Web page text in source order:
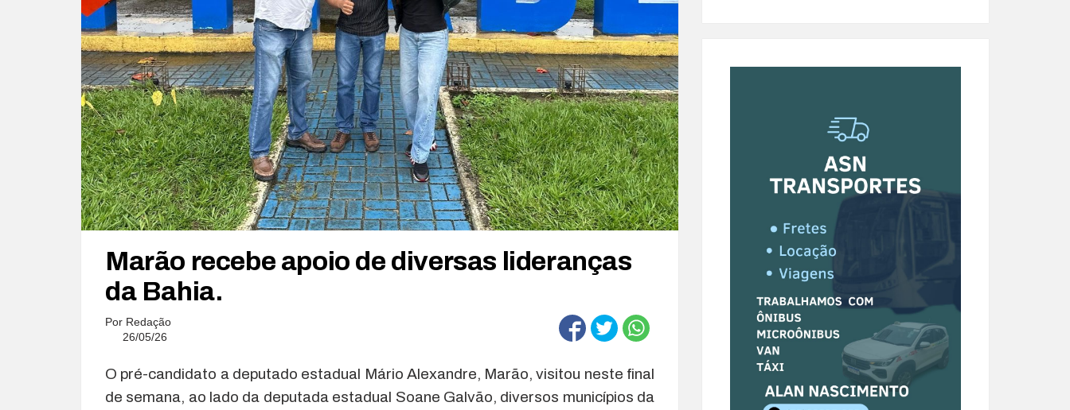
Marão recebe apoio de diversas lideranças
da Bahia.
Por Redação
26/05/26
O pré-candidato a deputado estadual Mário Alexandre, Marão, visitou neste final
de semana, ao lado da deputada estadual Soane Galvão, diversos municípios da